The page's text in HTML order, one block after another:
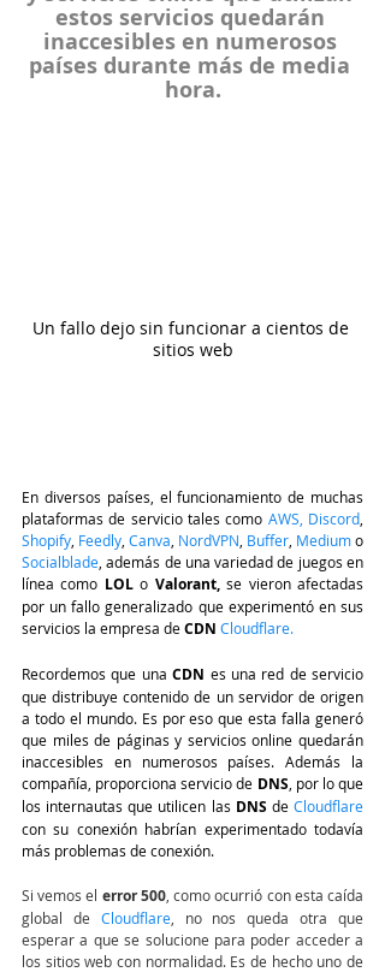
estos servicios quedarán
inaccesibles en numerosos
países durante más de media
hora.
Un fallo dejo sin funcionar a cientos de
sitios web
En diversos países, el funcionamiento de muchas
plataformas de servicio tales como AWS Discord
Shopify Feedly Canva NordVPN Buffer Medium
Socialblade , además de una variedad de juegos en
línea como LOL o Valorant, se vieron afectadas
por un fallo generalizado que experimentó en sus
servicios la empresa de CDN Cloudflare.
Recordemos que una CDN es una red de servicio
que distribuye contenido de un servidor de origen
a todo el mundo. Es por eso que esta falla generó
que miles de páginas y servicios online quedarán
inaccesibles en numerosos países. Además la
compañía, proporciona servicio de DNS, por lo que
los internautas que utilicen las DNS de Cloudflare
con su conexión habrían experimentado todavía
más problemas de conexión.
Si vemos el error 500, como ocurrió con esta caída
global de Cloudflare, no nos queda otra que
esperar a que se solucione para poder acceder a
los sitios web con normalidad. Es de hecho uno de